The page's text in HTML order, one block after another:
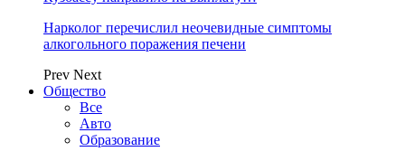
Нарколог перечислил неочевидные симптомы
алкогольного поражения печени
Prev Next
Общество
Все
Авто
Образование